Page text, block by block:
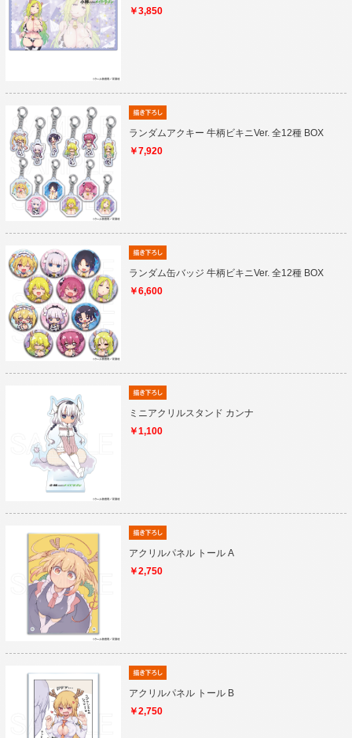
￥3,850
ランダムアクキー 牛柄ビキニVer. 全12種 BOX
￥7,920
ランダム缶バッジ 牛柄ビキニVer. 全12種 BOX
￥6,600
ミニアクリルスタンド カンナ
￥1,100
アクリルパネル トール A
￥2,750
アクリルパネル トール B
￥2,750